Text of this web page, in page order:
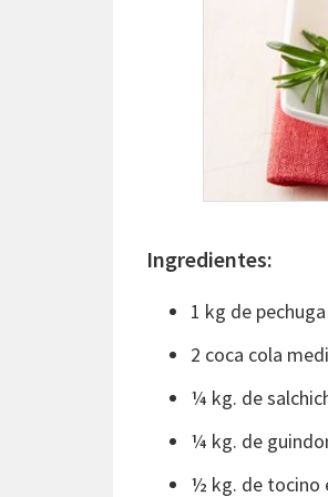
Ingredientes:
1 kg de
2 coca cola
¼ kg. de
¼ kg. de
½ kg. de tocino